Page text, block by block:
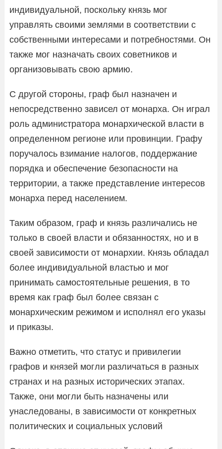
индивидуальной, поскольку князь мог
управлять своими землями в соответствии с
собственными интересами и потребностями. Он
также мог назначать своих советников и
организовывать свою армию.
С другой стороны, граф был назначен и
непосредственно зависел от монарха. Он играл
роль администратора монархической власти в
определенном регионе или провинции. Графу
поручалось взимание налогов, поддержание
порядка и обеспечение безопасности на
территории, а также представление интересов
монарха перед населением.
Таким образом, граф и князь различались не
только в своей власти и обязанностях, но и в
своей зависимости от монархии. Князь обладал
более индивидуальной властью и мог
принимать самостоятельные решения, в то
время как граф был более связан с
монархическим режимом и исполнял его указы
и приказы.
Важно отметить, что статус и привилегии
графов и князей могли различаться в разных
странах и на разных исторических этапах.
Также, они могли быть назначены или
унаследованы, в зависимости от конкретных
политических и социальных условий